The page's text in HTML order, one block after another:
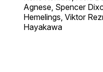
Agnese, Spencer
Hemelings, Viktor
Hayakawa